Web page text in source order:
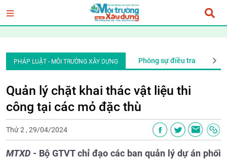
PHÁP LUẬT - MÔI TRƯỜNG XÂY DỰNG
An ninh trật tự Văn bản pháp quy Phóng sự điều tra An
Quản lý chặt khai thác vật liệu thi
công tại các mỏ đặc thù
Thứ 2 , 29/04/2024
MTXD - Bộ GTVT chỉ đạo các ban quản lý dự án phối